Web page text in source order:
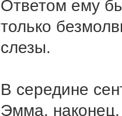
Ответом ему
только
слезы.
В середине
Эмма,